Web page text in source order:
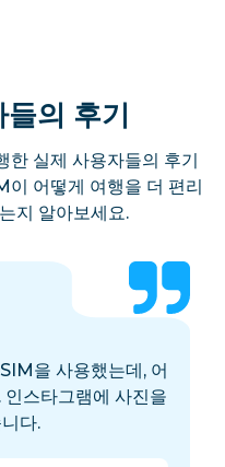
의 후기
실제 사용자들의 후기
어떻게 여행을 더 편리
지 알아보세요.
을 사용했는데, 어
스타그램에 사진을
다.